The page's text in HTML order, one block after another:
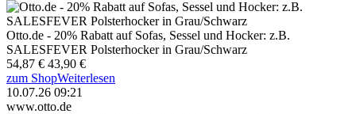
Otto.de - 20% Rabatt auf Sofas, Sessel und Hocker: z.B.
SALESFEVER Polsterhocker in Grau/Schwarz
54,87 € 43,90 €
zum ShopWeiterlesen
10.07.26 09:21
www.otto.de